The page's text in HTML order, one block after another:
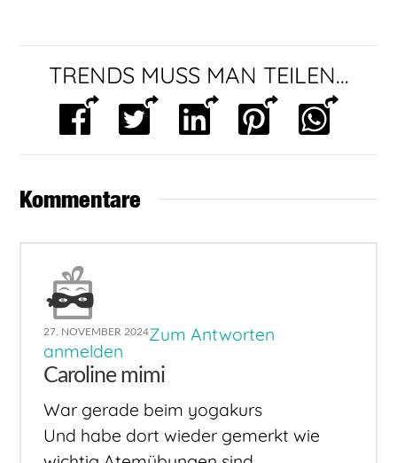
TRENDS MUSS MAN TEILEN...
Kommentare
27. NOVEMBER 2024Zum Antworten
anmelden
Caroline mimi
War gerade beim yogakurs
Und habe dort wieder gemerkt wie